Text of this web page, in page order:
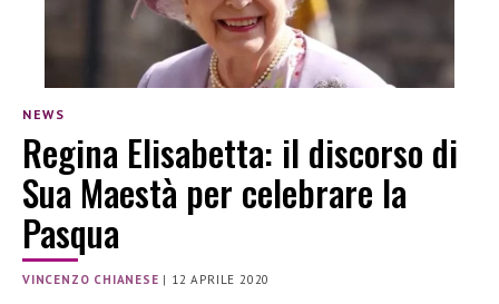
NEWS
Regina Elisabetta: il discorso di
Sua Maestà per celebrare la
Pasqua
VINCENZO CHIANESE | 12 APRILE 2020